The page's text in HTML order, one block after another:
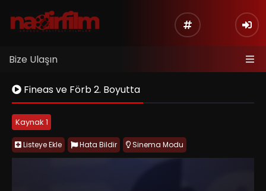
Bize Ulaşın
Fineas ve Förb 2. Boyutta
Kaynak 1
Listeye Ekle Hata Bildir Sinema Modu